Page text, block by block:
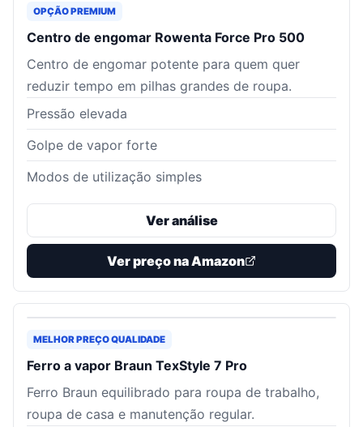
OPÇÃO PREMIUM
Centro de engomar Rowenta Force Pro 500
Centro de engomar potente para quem quer
reduzir tempo em pilhas grandes de roupa.
Pressão elevada
Golpe de vapor forte
Modos de utilização simples
Ver análise
Ver preço na Amazon
MELHOR PREÇO QUALIDADE
Ferro a vapor Braun TexStyle 7 Pro
Ferro Braun equilibrado para roupa de trabalho,
roupa de casa e manutenção regular.